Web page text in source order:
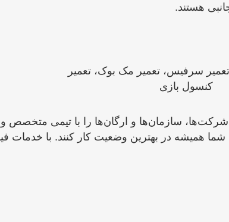
سازمان‌ها و ارگان‌ها را با تیمی متخصص و
همیشه در بهترین وضعیت کار کنند. با خدمات